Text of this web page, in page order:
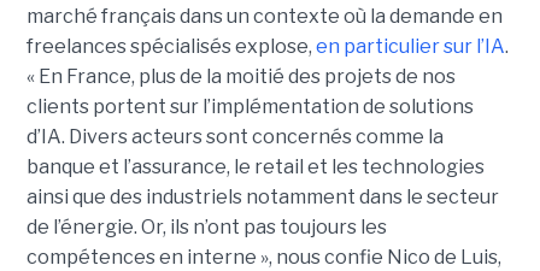
marché français dans un contexte où la demande en
freelances spécialisés explose, en particulier sur l’IA.
« En France, plus de la moitié des projets de nos
clients portent sur l’implémentation de solutions
d’IA. Divers acteurs sont concernés comme la
banque et l’assurance, le retail et les technologies
ainsi que des industriels notamment dans le secteur
de l’énergie. Or, ils n’ont pas toujours les
compétences en interne », nous confie Nico de Luis,